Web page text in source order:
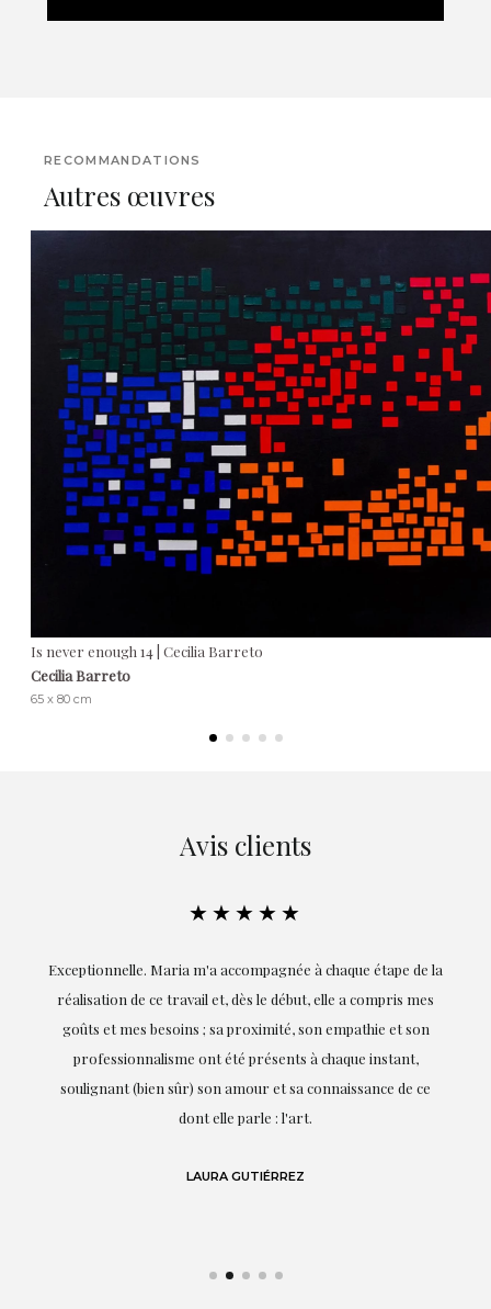
RECOMMANDATIONS
Autres œuvres
Is never enough 14 | Cecilia Barreto
Cecilia Barreto
65 x 80 cm
Avis clients
★★★★★
Exceptionnelle. Maria m'a accompagnée à chaque étape de la
réalisation de ce travail et, dès le début, elle a compris mes
goûts et mes besoins ; sa proximité, son empathie et son
professionnalisme ont été présents à chaque instant,
soulignant (bien sûr) son amour et sa connaissance de ce
dont elle parle : l'art.
LAURA GUTIÉRREZ